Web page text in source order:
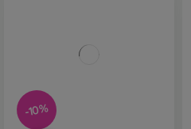
-10%